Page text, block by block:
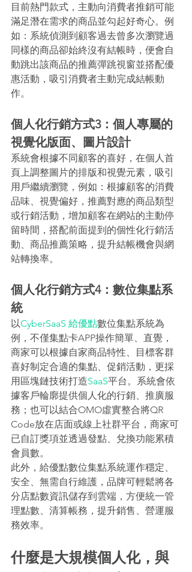
目前熱門款式，主動向消費者推銷可能
滿足潛在需求的商品並勾起好奇心。例
如：系統偵測到顧客過去曾多次瀏覽過
同樣的商品卻始終沒有結帳時，便會自
動跳出該商品的推薦彈跳視窗並搭配優
惠活動，吸引消費者主動完成結帳動
作。
個人化行銷方式3：個人專屬的
視覺化版面、圖片設計
系統會根據不同顧客的喜好，在個人首
頁上調整圖片的排版和視覺元素，吸引
用戶繼續瀏覽，例如：根據顧客的消費
品味、視覺偏好，推薦對應的商品類型
或行銷活動，增加顧客在網站的主動停
留時間，搭配前面提到的個性化行銷活
動、商品推薦策略，提升結帳機會與網
站轉換率。
個人化行銷方式4：數位集點系
統
以CyberSaaS 給優點數位集點系統為
例，不僅集點卡APP操作簡單、直覺，
商家可以根據自家商品特性、目標客群
喜好制定合適的集點、促銷活動，更採
用區塊鏈技術打造SaaS平台。系統會依
據客戶輪廓提供個人化的行銷、推廣服
務；也可以結合OMO虛實整合將QR
Code放在店面或線上社群平台，商家可
已自訂獎項並透過發點、兌換功能累積
會員數。
此外，給優點數位集點系統運作穩定、
安全、無需自行維護，品牌可輕鬆將各
分店點數資訊儲存到雲端，方便統一管
理點數、清算帳務，提升銷售、營運服
務效率。
什麼是大規模個人化，與